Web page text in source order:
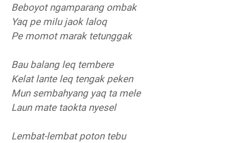
Beboyot ngamparang ombak
Yaq pe milu jaok laloq
Pe momot marak tetunggak
Bau balang leq tembere
Kelat lante leq tengak peken
Mun sembahyang yaq ta mele
Laun mate taokta nyesel
Lembat-lembat poton tebu